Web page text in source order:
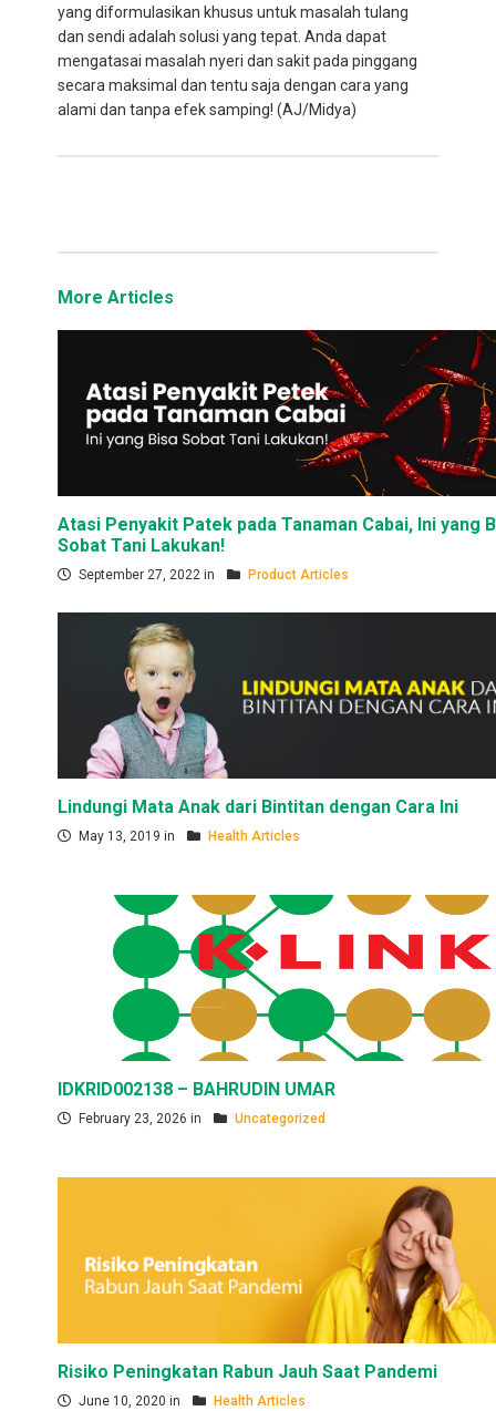
yang diformulasikan khusus untuk masalah tulang
dan sendi adalah solusi yang tepat. Anda dapat
mengatasai masalah nyeri dan sakit pada pinggang
secara maksimal dan tentu saja dengan cara yang
alami dan tanpa efek samping! (AJ/Midya)
More Articles
Atasi Penyakit Patek pada Tanaman Cabai, Ini yang
Sobat Tani Lakukan!
September 27, 2022 in Product Articles
Lindungi Mata Anak dari Bintitan dengan Cara Ini
May 13, 2019 in Health Articles
IDKRID002138 – BAHRUDIN UMAR
February 23, 2026 in Uncategorized
Risiko Peningkatan Rabun Jauh Saat Pandemi
June 10, 2020 in Health Articles